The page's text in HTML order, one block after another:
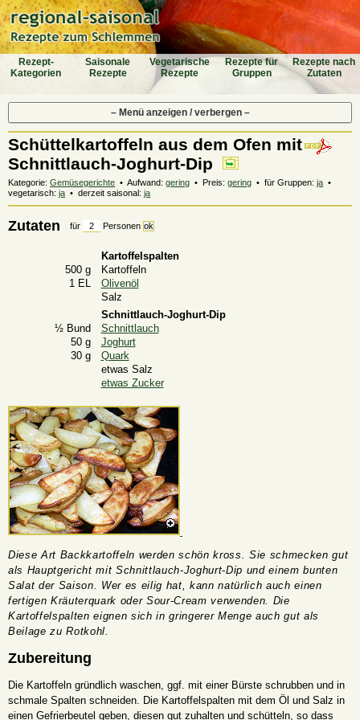
Rezept-
Katego­rien
Saiso­nale
Rezepte
Vegeta­rische
Rezepte
Rezepte für
Gruppen
Rezepte nach
Zutaten
– Menü anzeigen / verbergen –
Schüttelkartoffeln aus dem Ofen mit
Schnittlauch-Joghurt-Dip
Kategorie: Gemüsegerichte • Aufwand: gering • Preis: gering • für Gruppen: ja •
vegetarisch: ja • derzeit saisonal: ja
Zutaten für Personen
Kartoffelspalten
500 g
Kartoffeln
1 EL
Olivenöl
Salz
Schnittlauch-Joghurt-Dip
½ Bund
Schnittlauch
50 g
Joghurt
30 g
Quark
etwas Salz
etwas Zucker
Diese Art Backkartoffeln werden schön kross. Sie schmecken gut
als Hauptgericht mit Schnittlauch-Joghurt-Dip und einem bunten
Salat der Saison. Wer es eilig hat, kann natürlich auch einen
fertigen Kräuterquark oder Sour-Cream verwenden. Die
Kartoffelspalten eignen sich in gringerer Menge auch gut als
Beilage zu Rotkohl.
Zubereitung
Die Kartoffeln gründlich waschen, ggf. mit einer Bürste schrubben und in
schmale Spalten schneiden. Die Kartoffelspalten mit dem Öl und Salz in
einen Gefrierbeutel geben, diesen gut zuhalten und schütteln, so dass